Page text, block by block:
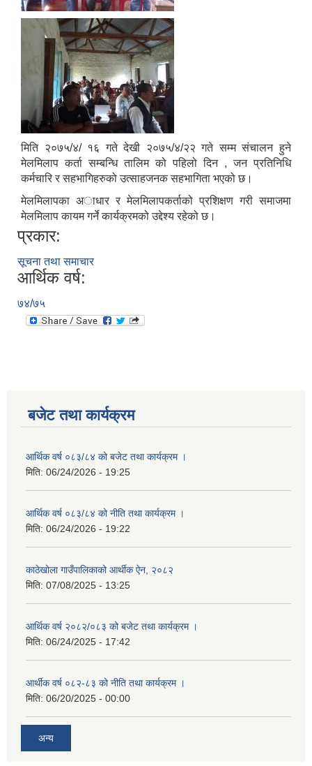
मिति २०७५/४/ १६ गते देखी २०७५/४/२२ गते सम्म संचालन हुने
मेलमिलाप कर्ता सम्बन्धि तालिम को पहिलो दिन , जन प्रतिनिधि
कर्मचारि र सहभागिहरुको उत्साहजनक सहभागिता भएको छ।
मेलमिलापका अाधार र मेलमिलापकर्ताको प्रशिक्षण गरी समाजमा
मेलमिलाप कायम गर्ने कार्यक्रमको उद्देश्य रहेको छ।
प्रकार:
सूचना तथा समाचार
आर्थिक वर्ष:
७४/७५
बजेट तथा कार्यक्रम
आर्थिक वर्ष ०८३/८४ को बजेट तथा कार्यक्रम ।
मिति: 06/24/2026 - 19:25
आर्थिक वर्ष ०८३/८४ को नीति तथा कार्यक्रम ।
मिति: 06/24/2026 - 19:22
काठेखोला गाउँपालिकाको आर्थीक ऐन, २०८२
मिति: 07/08/2025 - 13:25
आर्थिक वर्ष २०८२/०८३ को बजेट तथा कार्यक्रम ।
मिति: 06/24/2025 - 17:42
आर्थीक वर्ष ०८२-८३ को नीति तथा कार्यक्रम ।
मिति: 06/20/2025 - 00:00
अन्य